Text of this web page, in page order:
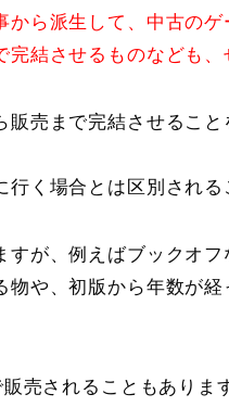
から派生して、中古のゲ
結させるものなども、
販売まで完結させること
く場合とは区別される
すが、例えばブックオ
物や、初版から年数が経
売されることもありま